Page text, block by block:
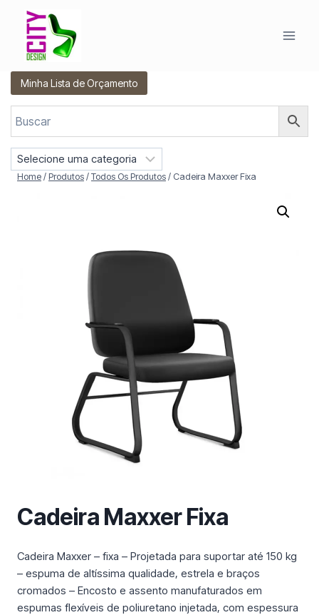
Conteúdo
Minha Lista de Orçamento
eHome / Produtos / Todos Os Produtos / Cadeira Maxxer Fixa
Cadeira Maxxer Fixa
Cadeira Maxxer – fixa – Projetada para suportar até 150 kg
– espuma de altíssima qualidade, estrela e braços
cromados – Encosto e assento manufaturados em
espumas flexíveis de poliuretano injetada, com espessura